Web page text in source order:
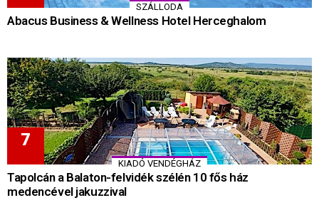
SZÁLLODA
Abacus Business & Wellness Hotel Herceghalom
KIADÓ VENDÉGHÁZ
Tapolcán a Balaton-felvidék szélén 10 fős ház
medencével jakuzzival